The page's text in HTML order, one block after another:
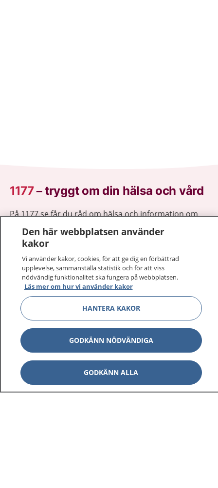
1177–tryggt om din hälsa och vård
På 1177.se får du råd om hälsa och information om
sjukdomar och vilka mottagningar du kan kontakta.
Logga in för att läsa din journal och göra dina
vårdärenden. Ring telefonnummer 1177 för
sjukvårdsrådgivning dygnet runt.
1177 ger dig råd när du vill må bättre.
1177 på flera språk Visa
Om 1177 Visa
Kontakt Visa
Den här webbplatsen använder
kakor
Vi använder kakor, cookies, för att ge dig en förbättrad
upplevelse, sammanställa statistik och för att viss
nödvändig funktionalitet ska fungera på webbplatsen.
Läs mer om hur vi använder kakor
HANTERA KAKOR
GODKÄNN NÖDVÄNDIGA
GODKÄNN ALLA